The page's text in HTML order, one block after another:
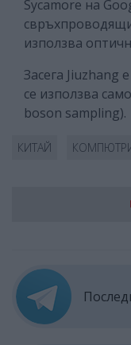
Sycamore на
използва
Засега Jiuzhang
се използва
boson sampling).
КИТАЙ